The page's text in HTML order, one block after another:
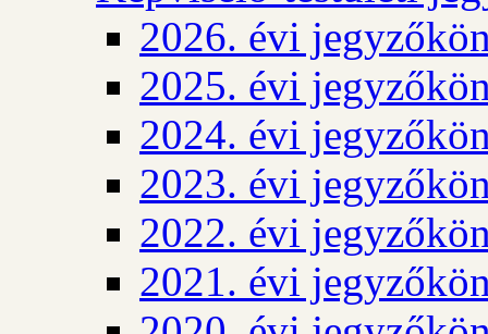
2026. évi
2025. évi
2024. évi
2023. évi
2022. évi
2021. évi